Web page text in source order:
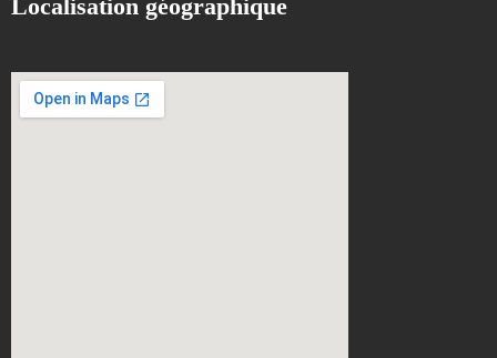
Localisation géographique